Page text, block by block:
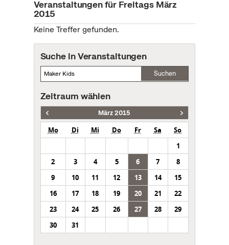
Veranstaltungen für Freitags März
2015
Keine Treffer gefunden.
Suche in Veranstaltungen
Suchen
Zeitraum wählen
März 2015
Mo Di Mi Do Fr Sa
So
1
2
3 4 5 6 7
8
9
10 11 12 13 14
15
16
17 18 19 20 21
22
23
24 25 26 27 28
29
30
31